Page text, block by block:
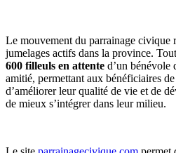
Le mouvement du parrainage civique
jumelages actifs dans la province.
600 filleuls en attente d’un bénévole
amitié, permettant aux bénéficiaires
d’améliorer leur qualité de vie et de
de mieux s’intégrer dans leur milieu.